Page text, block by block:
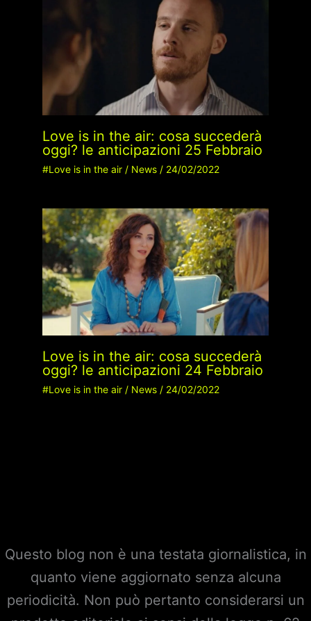
Love is in the air: cosa succederà
oggi? le anticipazioni 25 Febbraio
#Love is in the air/ News/ 24/02/2022
Love is in the air: cosa succederà
oggi? le anticipazioni 24 Febbraio
#Love is in the air/ News/ 24/02/2022
Questo blog non è una testata giornalistica, in
quanto viene aggiornato senza alcuna
periodicità. Non può pertanto considerarsi un